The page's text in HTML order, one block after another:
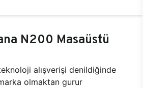
N200 Masaüstü
alışverişi denildiğinde
olmaktan gurur